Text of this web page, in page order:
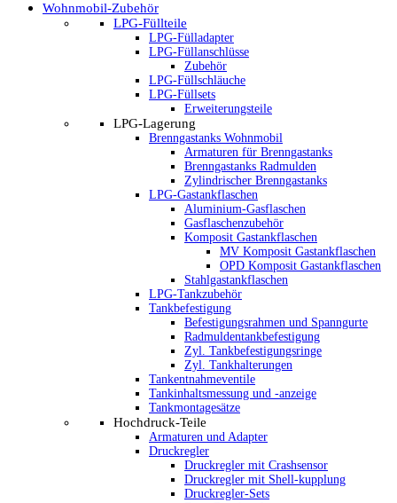
Wohnmobil-Zubehör
LPG-Füllteile
LPG-Fülladapter
LPG-Füllanschlüsse
Zubehör
LPG-Füllschläuche
LPG-Füllsets
Erweiterungsteile
LPG-Lagerung
Brenngastanks Wohnmobil
Armaturen für Brenngastanks
Brenngastanks Radmulden
Zylindrischer Brenngastanks
LPG-Gastankflaschen
Aluminium-Gasflaschen
Gasflaschenzubehör
Komposit Gastankflaschen
MV Komposit Gastankflaschen
OPD Komposit Gastankflaschen
Stahlgastankflaschen
LPG-Tankzubehör
Tankbefestigung
Befestigungsrahmen und Spanngurte
Radmuldentankbefestigung
Zyl. Tankbefestigungsringe
Zyl. Tankhalterungen
Tankentnahmeventile
Tankinhaltsmessung und -anzeige
Tankmontagesätze
Hochdruck-Teile
Armaturen und Adapter
Druckregler
Druckregler mit Crashsensor
Druckregler mit Shell-kupplung
Druckregler-Sets